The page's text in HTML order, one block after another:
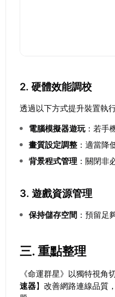
2. 硬體效能調校
透過以下方式提升裝置執
電腦模擬器遊玩：若手
畫質設定調整 ：適當降
背景程式管理 ：關閉非
3. 遊戲資源管理
保持儲存空間 ：預留足
三. 重點整理
《命運群星》以獨特視
速器】改善網路連線品質